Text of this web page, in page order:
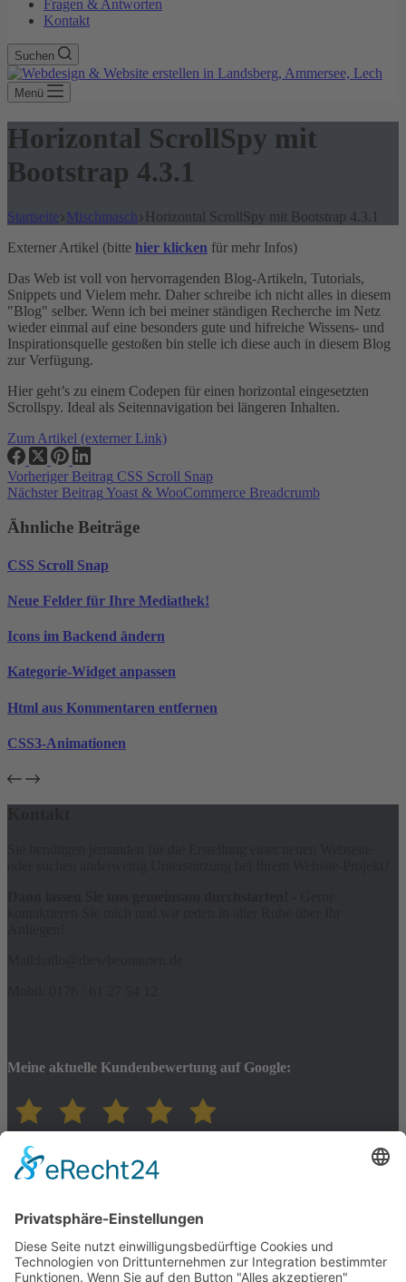
Fragen & Antworten
Kontakt
Suchen
Menü
Horizontal ScrollSpy mit
Bootstrap 4.3.1
Startseite Mischmasch
Horizontal ScrollSpy mit Bootstrap 4.3.1
Externer Artikel (bitte hier klicken für mehr Infos)
Das Web ist voll von hervorragenden Blog-Artikeln, Tutorials,
Snippets und Vielem mehr. Daher schreibe ich nicht alles in diesem
"Blog" selber. Wenn ich bei meiner ständigen Recherche im Netz
wieder einmal auf eine besonders gute und hifreiche Wissens- und
Inspirationsquelle gestoßen bin stelle ich diese auch in diesem Blog
zur Verfügung.
Hier geht’s zu einem Codepen für einen horizontal eingesetzten
Scrollspy. Ideal als Seitennavigation bei längeren Inhalten.
Zum Artikel (externer Link)
Vorheriger Beitrag CSS Scroll Snap
Nächster Beitrag Yoast & WooCommerce Breadcrumb
Ähnliche Beiträge
CSS Scroll Snap
Neue Felder für Ihre Mediathek!
Icons im Backend ändern
Kategorie-Widget anpassen
Html aus Kommentaren entfernen
CSS3-Animationen
Meine aktuelle Kundenbewertung auf Google:
Nützliche Seiten
Webdesign Landsberg
Über WordPress
Responsive Webdesign
Webdesign – WordPress-Beispiele
Onlineshop mit WooCommerce